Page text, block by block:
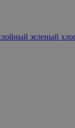
зеленый